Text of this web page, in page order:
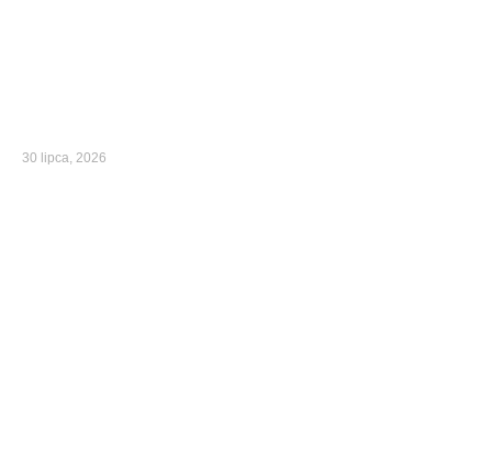
30 lipca, 2026